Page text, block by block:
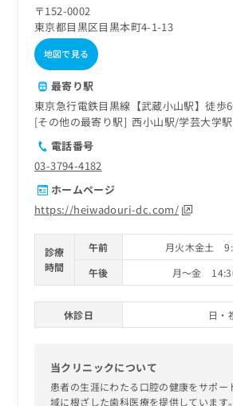
〒152-0002
東京都目黒区目黒本町4-1-13
地図で見る
最寄り駅
東京急行電鉄目黒線【武蔵小山駅】徒歩
その他の最寄り駅
西小山駅 学芸大学駅
電話番号
03-3794-4182
ホームページ
https://heiwadouri-dc.com/
診療
時間
午前
月火木金土
午後
月～金
休診日 日・
当クリニックについて
患者の生涯にわたる口腔の健康をサポー
域に根ざした歯科医療を提供しています